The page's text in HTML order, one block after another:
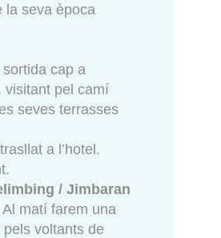
la seva època
cap a
visitant pel camí
seves terrasses
a l’hotel.
/ Jimbaran
matí farem una
pels voltants de